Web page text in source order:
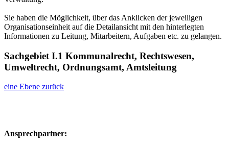
Sie haben die Möglichkeit, über das Anklicken der jeweiligen
Organisationseinheit auf die Detailansicht mit den hinterlegten
Informationen zu Leitung, Mitarbeitern, Aufgaben etc. zu gelangen.
Sachgebiet I.1 Kommunalrecht, Rechtswesen,
Umweltrecht, Ordnungsamt, Amtsleitung
eine Ebene zurück
Ansprechpartner: